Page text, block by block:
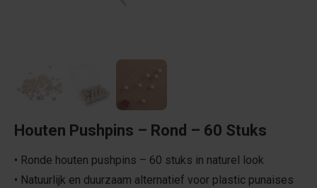
Houten Pushpins – Rond – 60 Stuks
• Ronde houten pushpins – 60 stuks in naturel look
• Natuurlijk en duurzaam alternatief voor plastic punaises